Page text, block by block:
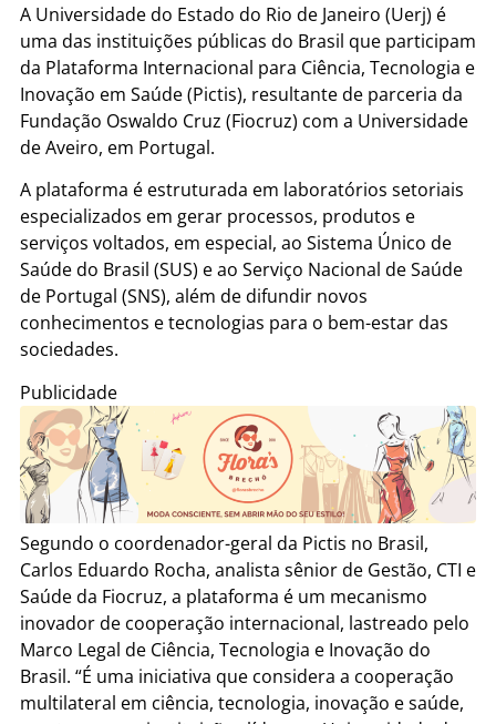
A Universidade do Estado do Rio de Janeiro (Uerj) é
uma das instituições públicas do Brasil que participam
da Plataforma Internacional para Ciência, Tecnologia e
Inovação em Saúde (Pictis), resultante de parceria da
Fundação Oswaldo Cruz (Fiocruz) com a Universidade
de Aveiro, em Portugal.
A plataforma é estruturada em laboratórios setoriais
especializados em gerar processos, produtos e
serviços voltados, em especial, ao Sistema Único de
Saúde do Brasil (SUS) e ao Serviço Nacional de Saúde
de Portugal (SNS), além de difundir novos
conhecimentos e tecnologias para o bem-estar das
sociedades.
Publicidade
Segundo o coordenador-geral da Pictis no Brasil,
Carlos Eduardo Rocha, analista sênior de Gestão, CTI e
Saúde da Fiocruz, a plataforma é um mecanismo
inovador de cooperação internacional, lastreado pelo
Marco Legal de Ciência, Tecnologia e Inovação do
Brasil. “É uma iniciativa que considera a cooperação
multilateral em ciência, tecnologia, inovação e saúde,